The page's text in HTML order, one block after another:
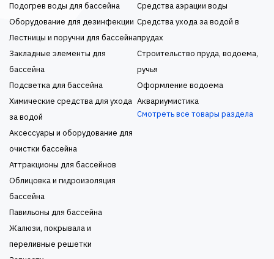
Подогрев воды для бассейна
Оборудование для дезинфекции
Лестницы и поручни для бассейна
Закладные элементы для
бассейна
Подсветка для бассейна
Химические средства для ухода
за водой
Аксессуары и оборудование для
очистки бассейна
Аттракционы для бассейнов
Облицовка и гидроизоляция
бассейна
Павильоны для бассейна
Жалюзи, покрывала и
переливные решетки
Средства аэрации воды
Средства ухода за водой в
прудах
Строительство пруда, водоема,
ручья
Оформление водоема
Аквариумистика
Смотреть все товары раздела